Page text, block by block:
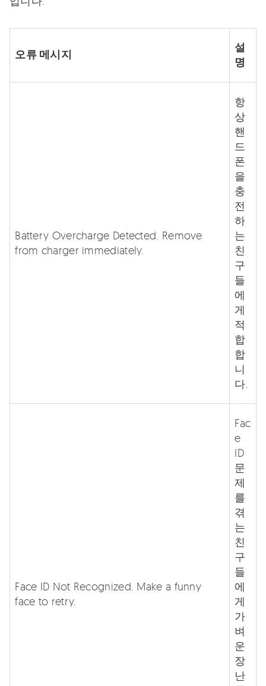
오류 메시지
설
명
Battery Overcharge Detected. Remove
from charger immediately.
항
상
핸
드
폰
을
충
전
하
는
친
구
들
에
게
적
합
합
니
다.
Face ID Not Recognized. Make a funny
face to retry.
Fac
e
ID
문
제
를
겪
는
친
구
들
에
게
가
벼
운
장
난